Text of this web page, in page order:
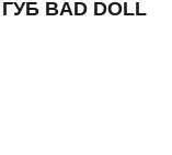
BAD DOLL